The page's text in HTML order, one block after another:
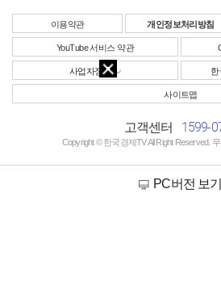
이용약관 개인정보처리방침
YouTube 서비스 약관
사업자정보 한
사이트맵
고객센터 1599-
Copyright © 한국경제TV All Right Reserved.
PC버전 보기